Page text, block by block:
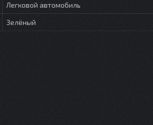
Легковой автомобиль
Зелёный